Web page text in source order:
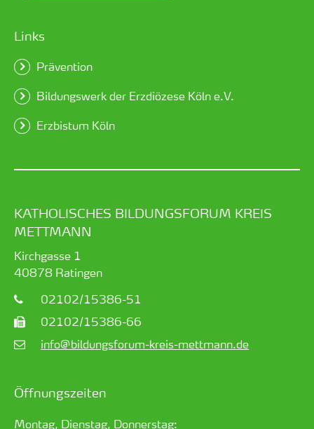
Links
Prävention
Bildungswerk der Erzdiözese Köln e.V.
Erzbistum Köln
KATHOLISCHES BILDUNGSFORUM KREIS
METTMANN
Kirchgasse 1
40878 Ratingen
02102/15386-51
02102/15386-66
info@bildungsforum-kreis-mettmann.de
Öffnungszeiten
Montag, Dienstag, Donnerstag: